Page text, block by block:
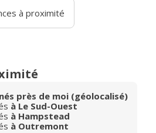
à proximité
près de moi (géolocalisé)
à Le Sud-Ouest
à Hampstead
à Outremont